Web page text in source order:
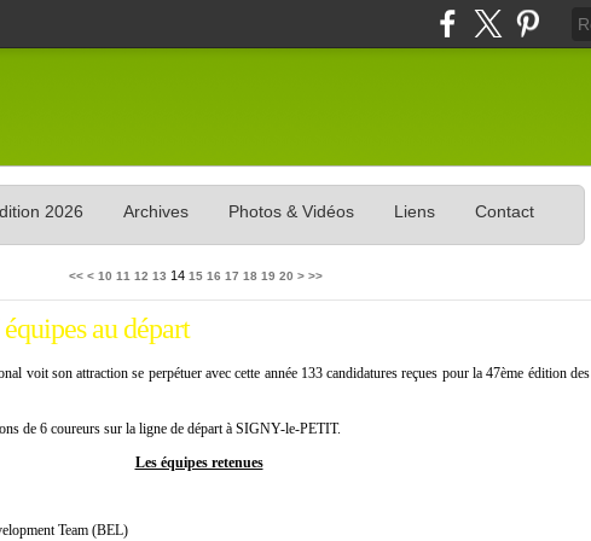
2026 Archives Photos & Vidéos Liens Contact
<< < 10 11 12 13 14 15 16 17 18 19 20 30
40
50
60
70
80
90
100
> >>
au départ
voit son attraction se perpétuer avec cette année 133 candidatures reçues pour la 47ème édition des
de 6 coureurs sur la ligne de départ à SIGNY-le-PETIT.
Les équipes retenues
Team (BEL)